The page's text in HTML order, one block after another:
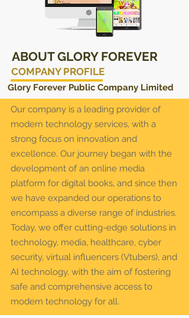
ABOUT GLORY FOREVER
COMPANY PROFILE
Glory Forever Public Company Limited
Our company is a leading provider of
modern technology services, with a
strong focus on innovation and
excellence. Our journey began with the
development of an online media
platform for digital books, and since then
we have expanded our operations to
encompass a diverse range of industries.
Today, we offer cutting-edge solutions in
technology, media, healthcare, cyber
security, virtual influencers (Vtubers), and
AI technology, with the aim of fostering
safe and comprehensive access to
modern technology for all.